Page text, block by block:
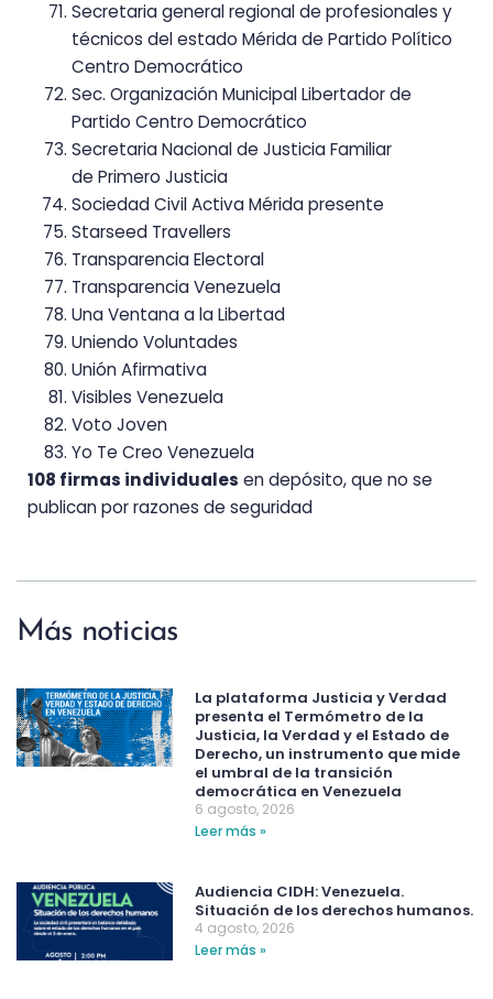
Secretaria general regional de profesionales y
técnicos del estado Mérida de Partido Político
Centro Democrático
Sec. Organización Municipal Libertador de
Partido Centro Democrático
Secretaria Nacional de Justicia Familiar
de Primero Justicia
Sociedad Civil Activa Mérida presente
Starseed Travellers
Transparencia Electoral
Transparencia Venezuela
Una Ventana a la Libertad
Uniendo Voluntades
Unión Afirmativa
Visibles Venezuela
Voto Joven
Yo Te Creo Venezuela
108 firmas individuales en depósito, que no se
publican por razones de seguridad
Más noticias
La plataforma Justicia y Verdad
presenta el Termómetro de la
Justicia, la Verdad y el Estado de
Derecho, un instrumento que mide
el umbral de la transición
democrática en Venezuela
6 agosto, 2026
Leer más »
Audiencia CIDH: Venezuela.
Situación de los derechos humanos.
4 agosto, 2026
Leer más »